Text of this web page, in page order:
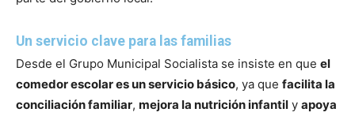
Un servicio clave para las familias
Desde el Grupo Municipal Socialista se insiste en que el
comedor escolar es un servicio básico, ya que facilita la
conciliación familiar, mejora la nutrición infantil y apoya